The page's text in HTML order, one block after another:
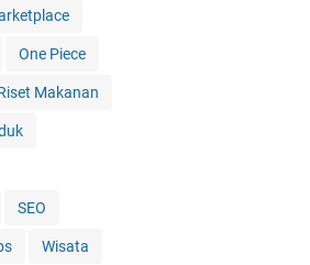
One Piece
Makanan
SEO
Wisata